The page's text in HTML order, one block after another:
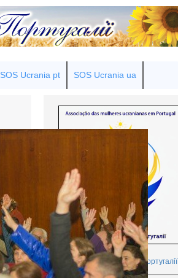
SOS Ucrania pt SOS Ucrania ua
Товариство українок у Португалії